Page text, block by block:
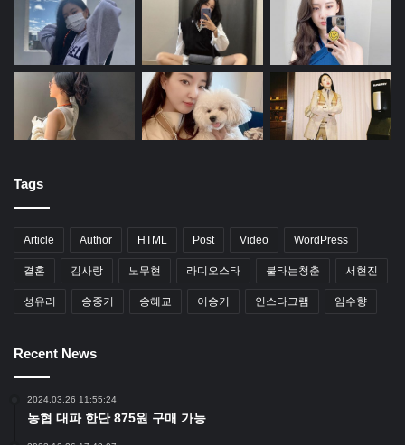
Tags
Article Author HTML Post Video WordPress
결혼 김사랑 노무현 라디오스타 불타는청춘 서현진
성유리 송중기 송혜교 이승기 인스타그램 임수향
Recent News
2024.03.26 11:55:24
농협 대파 한단 875원 구매 가능